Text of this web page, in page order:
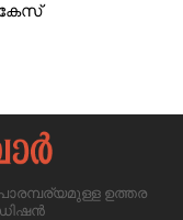
കേസ്
ഉത്തര